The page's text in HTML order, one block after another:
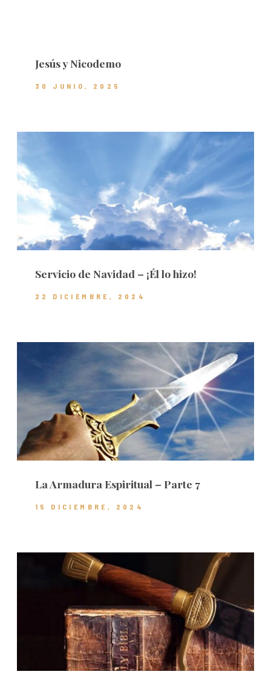
Jesús y Nicodemo
30 JUNIO, 2025
Servicio de Navidad – ¡Él lo hizo!
22 DICIEMBRE, 2024
La Armadura Espiritual – Parte 7
15 DICIEMBRE, 2024